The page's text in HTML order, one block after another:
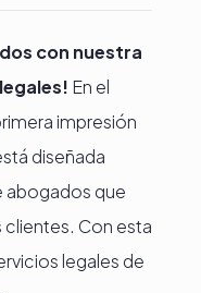
con nuestra
En el
impresión
diseñada
abogados que
clientes. Con esta
legales de